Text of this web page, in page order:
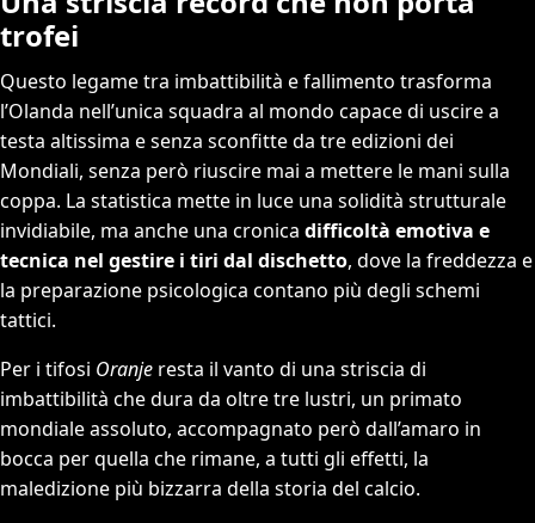
trofei
Questo legame tra imbattibilità e fallimento trasforma
l’Olanda nell’unica squadra al mondo capace di uscire a
testa altissima e senza sconfitte da tre edizioni dei
Mondiali, senza però riuscire mai a mettere le mani sulla
coppa. La statistica mette in luce una solidità strutturale
invidiabile, ma anche una cronica difficoltà emotiva e
tecnica nel gestire i tiri dal dischetto, dove la freddezza e
la preparazione psicologica contano più degli schemi
tattici.
Per i tifosi Oranje resta il vanto di una striscia di
imbattibilità che dura da oltre tre lustri, un primato
mondiale assoluto, accompagnato però dall’amaro in
bocca per quella che rimane, a tutti gli effetti, la
maledizione più bizzarra della storia del calcio.